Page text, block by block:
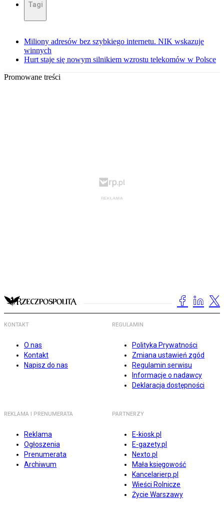
Tagi
Miliony adresów bez szybkiego internetu. NIK wskazuje
winnych
Hurt staje się nowym silnikiem wzrostu telekomów w Polsce
Promowane treści
KONTAKT
O nas
Kontakt
Napisz do nas
REGULAMIN
Polityka Prywatności
Zmiana ustawień zgód
Regulamin serwisu
Informacje o nadawcy
Deklaracja dostępności
REKLAMA I PRENUMERATA
Reklama
Ogłoszenia
Prenumerata
Archiwum
PARTNERZY
E-kiosk.pl
E-gazety.pl
Nexto.pl
Mała księgowość
Kancelarierp.pl
Wieści Rolnicze
Życie Warszawy